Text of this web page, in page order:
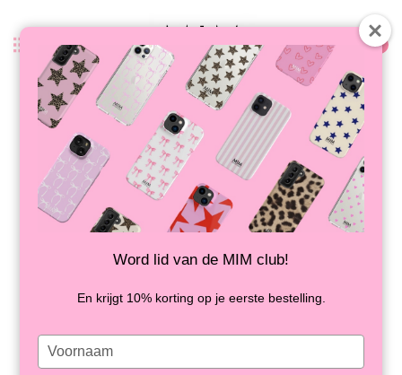
0
Zurück
LOVE ME HEART CORD LEOPARD
GREY + PHONECARD
AUF LAGER
Word lid van de MIM club!
En krijgt 10% korting op je eerste bestelling.
Type
your